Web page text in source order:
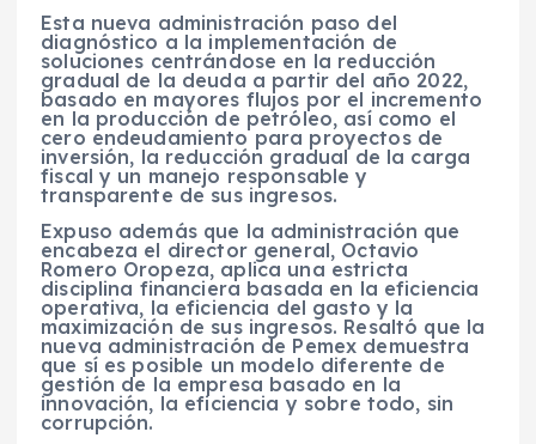
Esta nueva administración paso del
diagnóstico a la implementación de
soluciones centrándose en la reducción
gradual de la deuda a partir del año 2022,
basado en mayores flujos por el incremento
en la producción de petróleo, así como el
cero endeudamiento para proyectos de
inversión, la reducción gradual de la carga
fiscal y un manejo responsable y
transparente de sus ingresos.
Expuso además que la administración que
encabeza el director general, Octavio
Romero Oropeza, aplica una estricta
disciplina financiera basada en la eficiencia
operativa, la eficiencia del gasto y la
maximización de sus ingresos. Resaltó que la
nueva administración de Pemex demuestra
que sí es posible un modelo diferente de
gestión de la empresa basado en la
innovación, la eficiencia y sobre todo, sin
corrupción.